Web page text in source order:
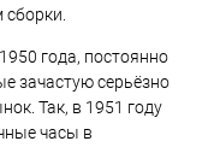
года, постоянно
зачастую серьёзно
Так, в 1951 году
часы в